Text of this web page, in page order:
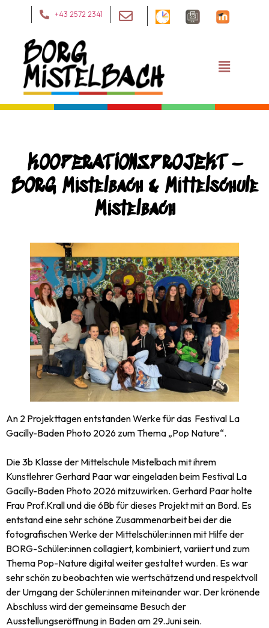
+43 2572 2341
KOOPERATIONSPROJEKT –
BORG Mistelbach & Mittelschule
Mistelbach
An 2 Projekttagen entstanden Werke für das Festival La
Gacilly-Baden Photo 2026 zum Thema „Pop Nature“.
Die 3b Klasse der Mittelschule Mistelbach mit ihrem
Kunstlehrer Gerhard Paar war eingeladen beim Festival La
Gacilly-Baden Photo 2026 mitzuwirken. Gerhard Paar holte
Frau Prof.Krall und die 6Bb für dieses Projekt mit an Bord. Es
entstand eine sehr schöne Zusammenarbeit bei der die
fotografischen Werke der Mittelschüler:innen mit Hilfe der
BORG-Schüler:innen collagiert, kombiniert, variiert und zum
Thema Pop-Nature digital weiter gestaltet wurden. Es war
sehr schön zu beobachten wie wertschätzend und respektvoll
der Umgang der Schüler:innen miteinander war. Der krönende
Abschluss wird der gemeinsame Besuch der
Ausstellungseröffnung in Baden am 29.Juni sein.